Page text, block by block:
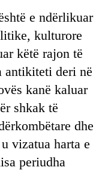
e ndërlikuar
kulturore
këtë rajon të
antikiteti deri në
kanë kaluar
shkak të
dhe
vizatua harta e
periudha